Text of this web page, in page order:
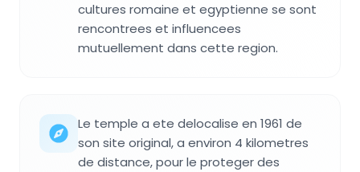
cultures romaine et egyptienne se sont
rencontrees et influencees
mutuellement dans cette region.
Le temple a ete delocalise en 1961 de
son site original, a environ 4 kilometres
de distance, pour le proteger des